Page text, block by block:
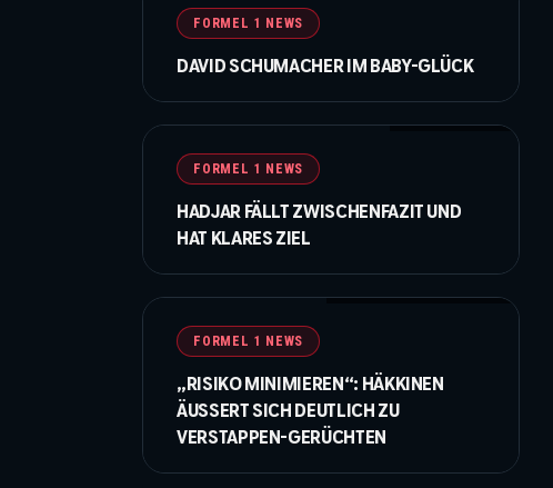
FORMEL 1 NEWS
DAVID SCHUMACHER IM BABY-GLÜCK
FORMEL 1 NEWS
HADJAR FÄLLT ZWISCHENFAZIT UND
HAT KLARES ZIEL
FORMEL 1 NEWS
„RISIKO MINIMIEREN“: HÄKKINEN
ÄUSSERT SICH DEUTLICH ZU V
ERSTAPPEN-GERÜCHTEN